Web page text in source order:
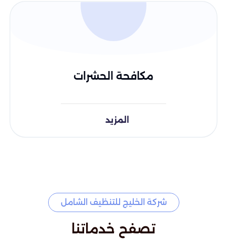
مكافحة الحشرات
المزيد
شركة الخليج للتنظيف الشامل
تصفح خدماتنا